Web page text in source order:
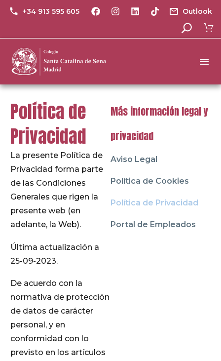
+34 913 595 605 Outlook
Política de
Privacidad
La presente Política de
Privacidad forma parte
de las Condiciones
Generales que rigen la
presente web (en
adelante, la Web).
Última actualización a
25-09-2023.
De acuerdo con la
normativa de protección
de datos de carácter
personal, y en
conformidad con lo
previsto en los artículos
Más información legal y
privacidad
Aviso Legal
Política de Cookies
Política de Privacidad
Portal de Empleados